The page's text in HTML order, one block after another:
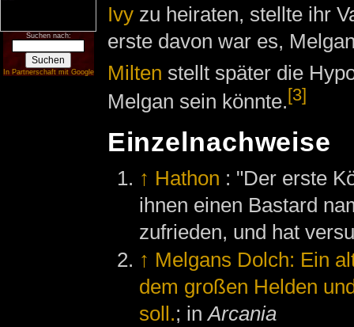
Suchen nach:
In Partnerschaft mit Google
Ivyzu heiraten, stellte ihr
erste davon war es,
Milten stellt später die
Melgan sein könnte.[3]
Einzelnachweise
↑ Hathon : "Der erste
ihnen einen Bastard
zufrieden, und hat
↑ Melgans Dolch: Ein
dem großen Helden
soll.; inArcania